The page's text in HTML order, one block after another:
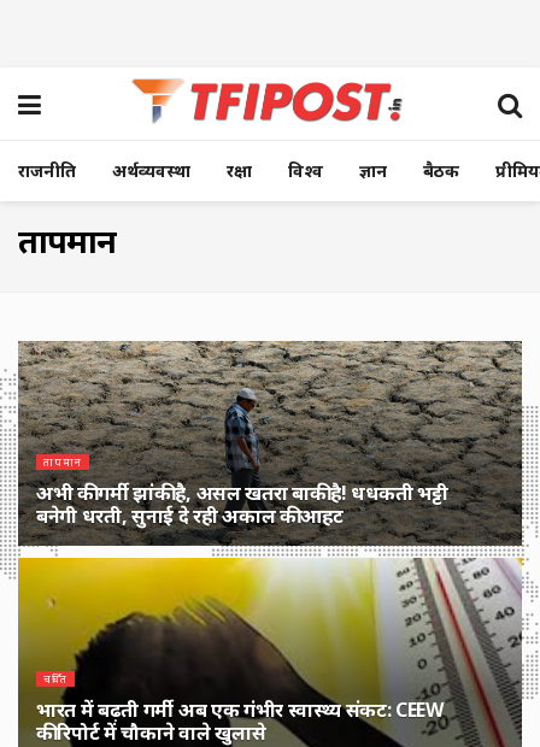
राजनीति अर्थव्यवस्था रक्षा विश्व ज्ञान बैठक
तापमान
तापमान
अभी की गर्मी झांकी है, असल खतरा बाकी है! धधकती भट्टी
बनेगी धरती, सुनाई दे रही अकाल की आहट
3 MONTHS पहले
चर्चित
भारत में बढ़ती गर्मी अब एक गंभीर स्वास्थ्य संकट: CEEW
की रिपोर्ट में चौकाने वाले खुलासे